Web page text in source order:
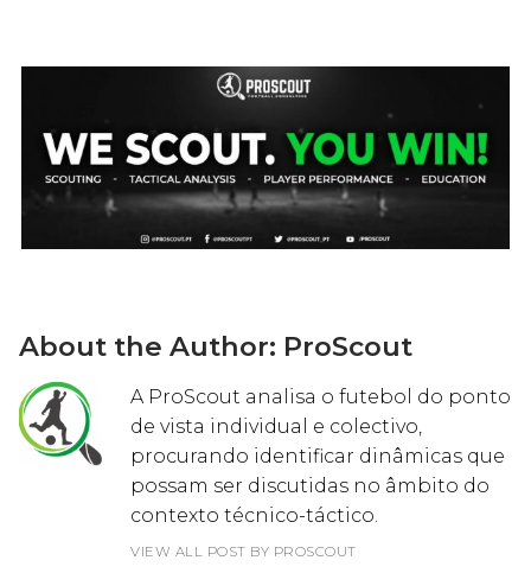
About the Author: ProScout
A ProScout analisa o futebol do ponto
de vista individual e colectivo,
procurando identificar dinâmicas que
possam ser discutidas no âmbito do
contexto técnico-táctico.
VIEW ALL POST BY PROSCOUT